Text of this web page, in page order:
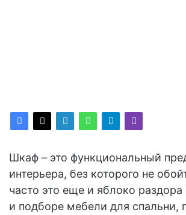
Шкаф – это функциональный
интерьера, без которого не
часто это еще и яблоко
и подборе мебели для спальни,